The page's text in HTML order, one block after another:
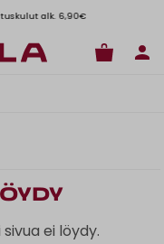
alk. 6,90€
ei löydy.